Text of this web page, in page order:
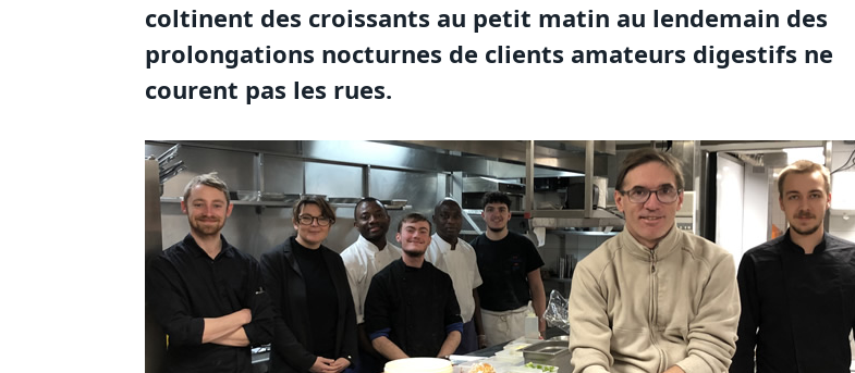
coltinent des croissants au petit matin au lendemain des
prolongations nocturnes de clients amateurs digestifs ne
courent pas les rues.